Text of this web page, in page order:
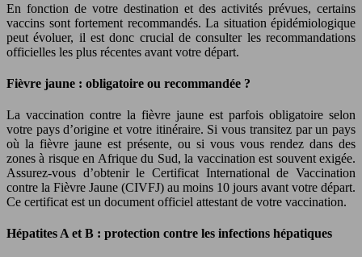
En fonction de votre destination et des activités prévues, certains
vaccins sont fortement recommandés. La situation épidémiologique
peut évoluer, il est donc crucial de consulter les recommandations
officielles les plus récentes avant votre départ.
Fièvre jaune : obligatoire ou recommandée ?
La vaccination contre la fièvre jaune est parfois obligatoire selon
votre pays d’origine et votre itinéraire. Si vous transitez par un pays
où la fièvre jaune est présente, ou si vous vous rendez dans des
zones à risque en Afrique du Sud, la vaccination est souvent exigée.
Assurez-vous d’obtenir le Certificat International de Vaccination
contre la Fièvre Jaune (CIVFJ) au moins 10 jours avant votre départ.
Ce certificat est un document officiel attestant de votre vaccination.
Hépatites A et B : protection contre les infections hépatiques